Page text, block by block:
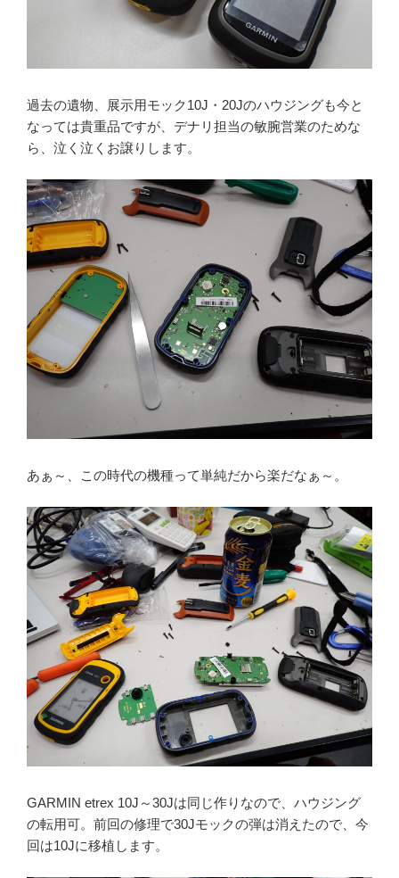
過去の遺物、展示用モック10J・20Jのハウジングも今と
なっては貴重品ですが、デナリ担当の敏腕営業のためな
ら、泣く泣くお譲りします。
あぁ～、この時代の機種って単純だから楽だなぁ～。
GARMIN etrex 10J～30Jは同じ作りなので、ハウジング
の転用可。前回の修理で30Jモックの弾は消えたので、今
回は10Jに移植します。